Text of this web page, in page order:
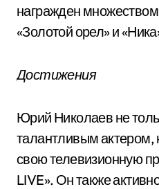
награжден
«Золотой орел» и
Достижения
Юрий Николаев не
талантливым актером,
свою телевизионную
LIVE». Он также